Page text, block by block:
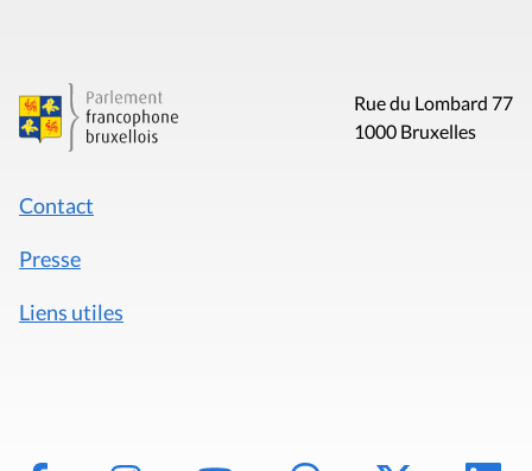
Rue du Lombard 77
1000 Bruxelles
Contact
Presse
Liens utiles